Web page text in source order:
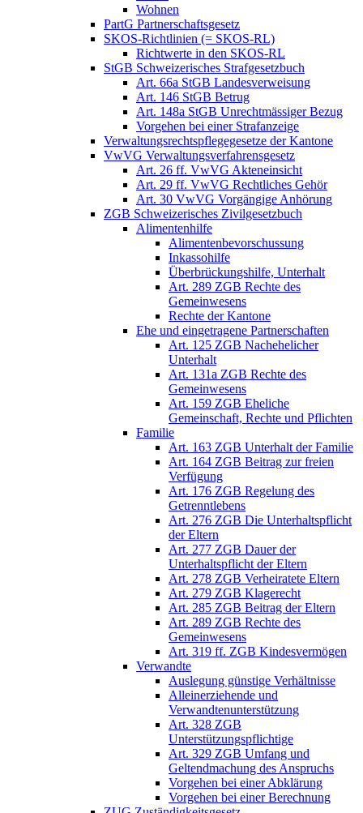
Wohnen
PartG Partnerschaftsgesetz
SKOS-Richtlinien (= SKOS-RL)
Richtwerte in den SKOS-RL
StGB Schweizerisches Strafgesetzbuch
Art. 66a StGB Landesverweisung
Art. 146 StGB Betrug
Art. 148a StGB Unrechtmässiger Bezug
Vorgehen bei einer Strafanzeige
Verwaltungsrechtspflegegesetze der Kantone
VwVG Verwaltungsverfahrensgesetz
Art. 26 ff. VwVG Akteneinsicht
Art. 29 ff. VwVG Rechtliches Gehör
Art. 30 VwVG Vorgängige Anhörung
ZGB Schweizerisches Zivilgesetzbuch
Alimentenhilfe
Alimentenbevorschussung
Inkassohilfe
Überbrückungshilfe, Unterhalt
Art. 289 ZGB Rechte des
Gemeinwesens
Rechte der Kantone
Ehe und eingetragene Partnerschaften
Art. 125 ZGB Nachehelicher
Unterhalt
Art. 131a ZGB Rechte des
Gemeinwesens
Art. 159 ZGB Eheliche
Gemeinschaft, Rechte und Pflichten
Familie
Art. 163 ZGB Unterhalt der Familie
Art. 164 ZGB Beitrag zur freien
Verfügung
Art. 176 ZGB Regelung des
Getrenntlebens
Art. 276 ZGB Die Unterhaltspflicht
der Eltern
Art. 277 ZGB Dauer der
Unterhaltspflicht der Eltern
Art. 278 ZGB Verheiratete Eltern
Art. 279 ZGB Klagerecht
Art. 285 ZGB Beitrag der Eltern
Art. 289 ZGB Rechte des
Gemeinwesens
Art. 319 ff. ZGB Kindesvermögen
Verwandte
Auslegung günstige Verhältnisse
Alleinerziehende und
Verwandtenunterstützung
Art. 328 ZGB
Unterstützungspflichtige
Art. 329 ZGB Umfang und
Geltendmachung des Anspruchs
Vorgehen bei einer Abklärung
Vorgehen bei einer Berechnung